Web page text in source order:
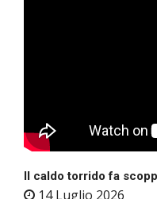
Il caldo torrido fa
14 Luglio 2026